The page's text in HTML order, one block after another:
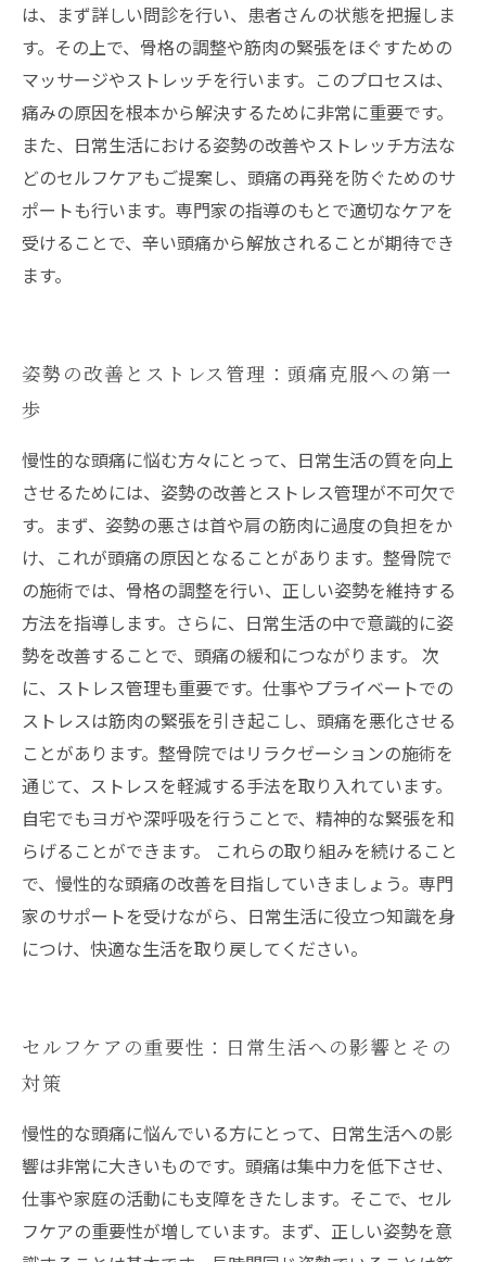
は、まず詳しい問診を行い、患者さんの状態を把握しま
す。その上で、骨格の調整や筋肉の緊張をほぐすための
マッサージやストレッチを行います。このプロセスは、
痛みの原因を根本から解決するために非常に重要です。
また、日常生活における姿勢の改善やストレッチ方法な
どのセルフケアもご提案し、頭痛の再発を防ぐためのサ
ポートも行います。専門家の指導のもとで適切なケアを
受けることで、辛い頭痛から解放されることが期待でき
ます。
姿勢の改善とストレス管理：頭痛克服への第一
歩
慢性的な頭痛に悩む方々にとって、日常生活の質を向上
させるためには、姿勢の改善とストレス管理が不可欠で
す。まず、姿勢の悪さは首や肩の筋肉に過度の負担をか
け、これが頭痛の原因となることがあります。整骨院で
の施術では、骨格の調整を行い、正しい姿勢を維持する
方法を指導します。さらに、日常生活の中で意識的に姿
勢を改善することで、頭痛の緩和につながります。 次
に、ストレス管理も重要です。仕事やプライベートでの
ストレスは筋肉の緊張を引き起こし、頭痛を悪化させる
ことがあります。整骨院ではリラクゼーションの施術を
通じて、ストレスを軽減する手法を取り入れています。
自宅でもヨガや深呼吸を行うことで、精神的な緊張を和
らげることができます。 これらの取り組みを続けること
で、慢性的な頭痛の改善を目指していきましょう。専門
家のサポートを受けながら、日常生活に役立つ知識を身
につけ、快適な生活を取り戻してください。
セルフケアの重要性：日常生活への影響とその
対策
慢性的な頭痛に悩んでいる方にとって、日常生活への影
響は非常に大きいものです。頭痛は集中力を低下させ、
仕事や家庭の活動にも支障をきたします。そこで、セル
フケアの重要性が増しています。まず、正しい姿勢を意